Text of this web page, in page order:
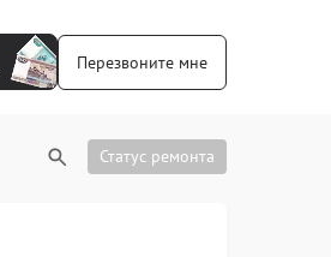
Перезвоните мне
Статус ремонта